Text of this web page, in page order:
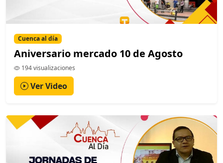
Cuenca al día
Aniversario mercado 10 de Agosto
194 visualizaciones
Ver Video